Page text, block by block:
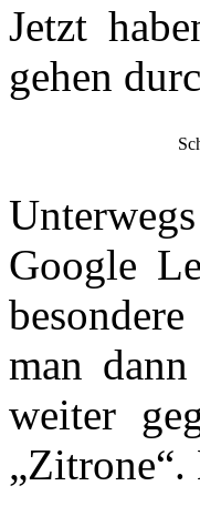
Jetzt
gehen
Google
man
weiter
„Zitrone“.